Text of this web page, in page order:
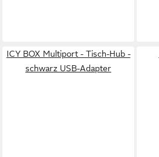
ICY BOX Multiport - Tisch-Hub -
schwarz USB-Adapter